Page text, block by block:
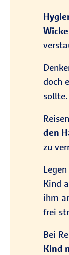
doch
sollte.
den
zu
Kind
ihm
frei
Bei
Kind